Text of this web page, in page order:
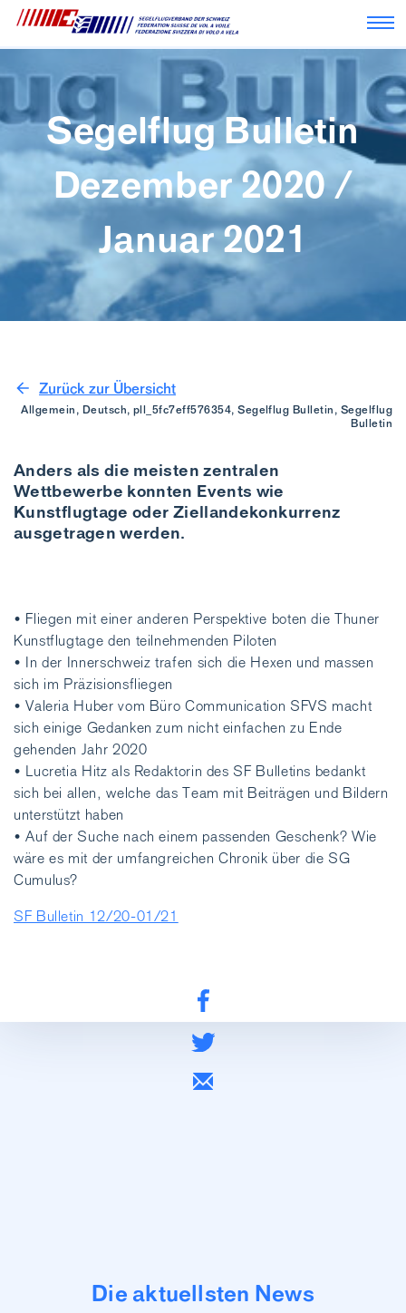
Segelflug Bulletin
Dezember 2020 /
Januar 2021
Zurück zur Übersicht
Allgemein, Deutsch, pll_5fc7eff576354, Segelflug Bulletin, Segelflug
Bulletin
Anders als die meisten zentralen
Wettbewerbe konnten Events wie
Kunstflugtage oder Ziellandekonkurrenz
ausgetragen werden.
• Fliegen mit einer anderen Perspektive boten die Thuner
Kunstflugtage den teilnehmenden Piloten
• In der Innerschweiz trafen sich die Hexen und massen
sich im Präzisionsfliegen
• Valeria Huber vom Büro Communication SFVS macht
sich einige Gedanken zum nicht einfachen zu Ende
gehenden Jahr 2020
• Lucretia Hitz als Redaktorin des SF Bulletins bedankt
sich bei allen, welche das Team mit Beiträgen und Bildern
unterstützt haben
• Auf der Suche nach einem passenden Geschenk? Wie
wäre es mit der umfangreichen Chronik über die SG
Cumulus?
SF Bulletin 12/20-01/21
Die aktuellsten News